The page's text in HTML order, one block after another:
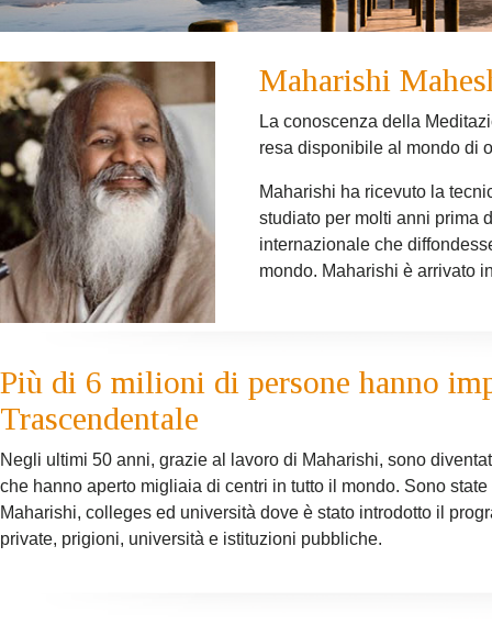
Maharishi
La conoscenza della
resa disponibile al mondo di
Maharishi ha ricevuto la
studiato per molti anni prima
internazionale che
mondo. Maharishi è arrivato
Più di 6 milioni di persone hanno
Trascendentale
Negli ultimi 50 anni, grazie al lavoro di Maharishi, sono
che hanno aperto migliaia di centri in tutto il mondo. Sono
Maharishi, colleges ed università dove è stato introdotto il
private, prigioni, università e istituzioni pubbliche.